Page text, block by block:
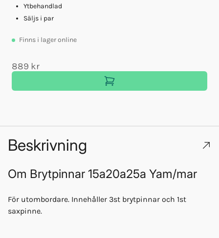
Ytbehandlad
Säljs i par
Finns i lager online
889 kr
Beskrivning
Om Brytpinnar 15a20a25a Yam/mar
För utombordare. Innehåller 3st brytpinnar och 1st
saxpinne.